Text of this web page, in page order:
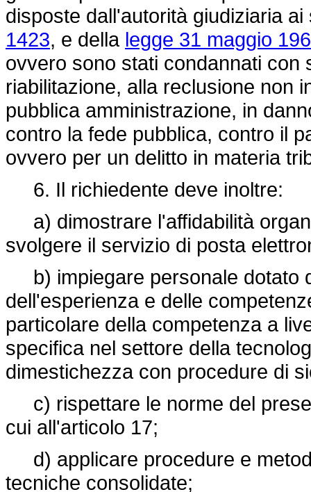
disposte dall'autorità giudiziaria
1423, e della legge 31 maggio
ovvero sono stati condannati con
riabilitazione, alla reclusione non
pubblica amministrazione, in
contro la fede pubblica, contro il
ovvero per un delitto in materia
6. Il richiedente deve inoltre:
a) dimostrare l'affidabilità
svolgere il servizio di posta
b) impiegare personale dotato
dell'esperienza e delle
particolare della competenza a
specifica nel settore della
dimestichezza con procedure di
c) rispettare le norme del
cui all'articolo 17;
d) applicare procedure e
tecniche consolidate;